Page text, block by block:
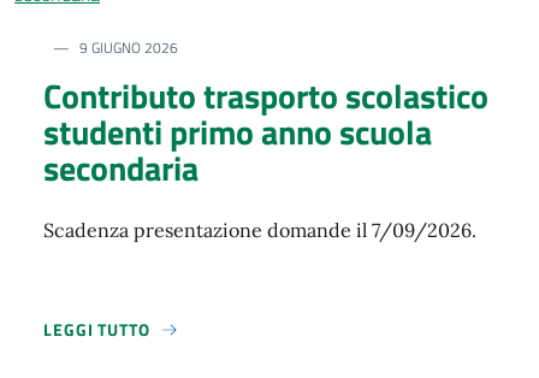
9 GIUGNO 2026
Contributo trasporto scolastico
studenti primo anno scuola
secondaria
Scadenza presentazione domande il 7/09/2026.
LEGGI TUTTO